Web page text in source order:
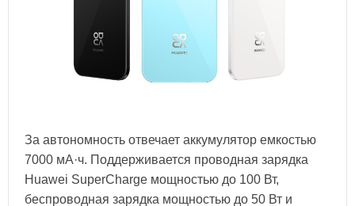
За автономность отвечает аккумулятор емкостью
7000 мА·ч. Поддерживается проводная зарядка
Huawei SuperCharge мощностью до 100 Вт,
беспроводная зарядка мощностью до 50 Вт и